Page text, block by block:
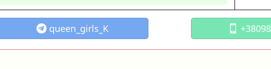
queen_girls_K